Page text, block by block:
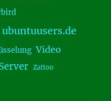
ubuntuusers.de
Video
Zattoo